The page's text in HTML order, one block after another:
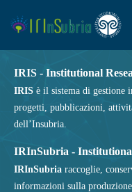
IRIS - Institutional
IRIS è il sistema di gestione
progetti, pubblicazioni,
dell’Insubria.
IRInSubria -
IRInSubria raccoglie,
informazioni sulla